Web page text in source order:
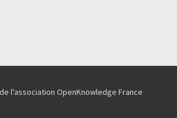
l'association OpenKnowledge France